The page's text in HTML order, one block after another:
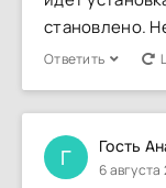
становлено.
Ответить
Г Гость
6